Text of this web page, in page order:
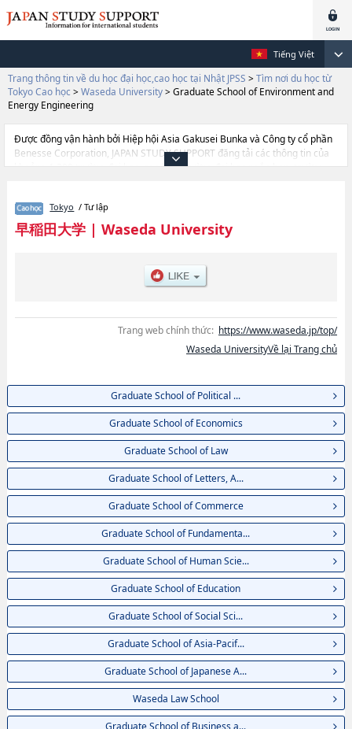
Tiếng Việt
Trang thông tin về du học đại học,cao học tại Nhật JPSS > Tìm nơi du học từ
Tokyo Cao học > Waseda University> Graduate School of Environment and
Energy Engineering
Được đồng vận hành bởi Hiệp hội Asia Gakusei Bunka và Công ty cổ phần
Benesse Corporation, JAPAN STUDY SUPPORT đăng tải các thông tin của
khoảng 1.300 trường đại học, cao học, trường đại học ngắn hạn, trường
cần thiết dành cho du học sinh, như là về các Graduate School of Political
SciencehoặcGraduate School of EconomicshoặcGraduate School of
LawhoặcGraduate School of Letters, Arts and ScienceshoặcGraduate
EngineeringhoặcGraduate School of Human ScienceshoặcGraduate
School of EducationhoặcGraduate School of Social ScienceshoặcGraduate
FinancehoặcGraduate School of AccountancyhoặcGraduate School of
Sport ScienceshoặcGraduate School of Creative Science and
EngineeringhoặcGraduate school of Advanced Science and
Communication Studies, thông tin về từng khoa nghiên cứu, thông tin liên
quan đến thi tuyển như số lượng tuyển sinh, số lượng trúng tuyển, cở sở
trang thiết bị, hướng dẫn địa điểm v.v...
Tokyo / Tư lập
早稲田大学| Waseda University
Trang web chính thức: https://www.waseda.jp/top/
Waseda UniversityVề lại Trang chủ
Graduate School of Political ...
Graduate School of Economics
Graduate School of Law
Graduate School of Letters, A...
Graduate School of Commerce
Graduate School of Fundamenta...
Graduate School of Human Scie...
Graduate School of Education
Graduate School of Social Sci...
Graduate School of Asia-Pacif...
Graduate School of Japanese A...
Waseda Law School
Graduate School of Business a...